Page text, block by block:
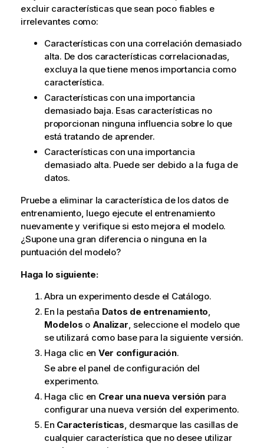
excluir características que sean poco fiables e
irrelevantes como:
Características con una correlación demasiado
alta. De dos características correlacionadas,
excluya la que tiene menos importancia como
característica.
Características con una importancia
demasiado baja. Esas características no
proporcionan ninguna influencia sobre lo que
está tratando de aprender.
Características con una importancia
demasiado alta. Puede ser debido a la fuga de
datos.
Pruebe a eliminar la característica de los datos de
entrenamiento, luego ejecute el entrenamiento
nuevamente y verifique si esto mejora el modelo.
¿Supone una gran diferencia o ninguna en la
puntuación del modelo?
Haga lo siguiente:
Abra un experimento desde el Catálogo.
En la pestaña Datos de entrenamiento,
Modelos o Analizar, seleccione el modelo que
se utilizará como base para la siguiente versión.
Haga clic en Ver configuración.
Se abre el panel de configuración del
experimento.
Haga clic en Crear una nueva versión para
configurar una nueva versión del experimento.
En Características, desmarque las casillas de
cualquier característica que no desee utilizar